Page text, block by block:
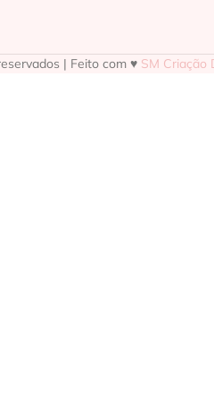
| Feito com ♥ SM Criação